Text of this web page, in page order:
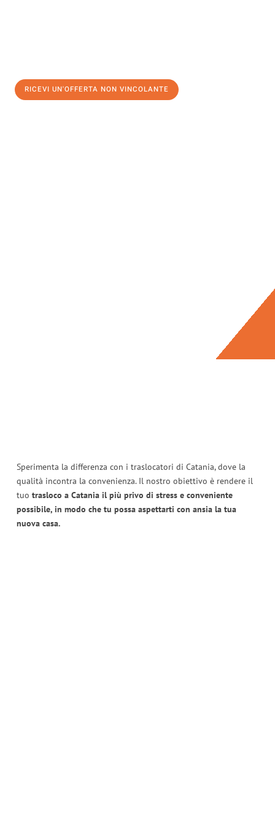
RICEVI UN'OFFERTA NON VINCOLANTE
Sperimenta la differenza con i traslocatori di Catania, dove la
qualità incontra la convenienza. Il nostro obiettivo è rendere il
tuo trasloco a Catania il più privo di stress e conveniente
possibile, in modo che tu possa aspettarti con ansia la tua
nuova casa.